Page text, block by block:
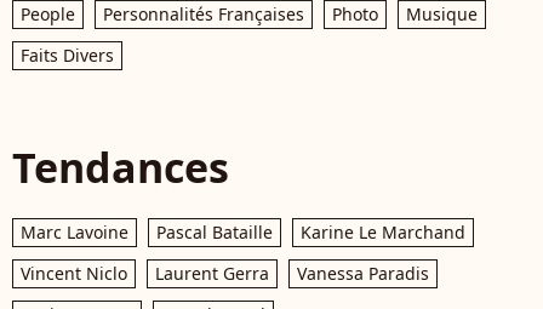
People Personnalités Françaises Photo
Musique
Faits Divers
Tendances
Marc Lavoine Pascal Bataille
Karine Le Marchand
Vincent Niclo
Laurent Gerra
Vanessa Paradis